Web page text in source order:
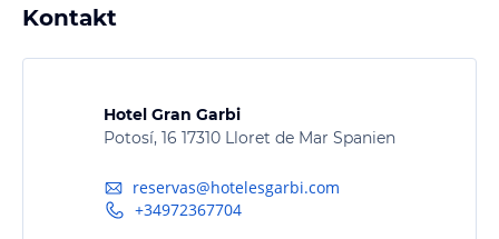
Kontakt
Hotel Gran Garbi
Potosí, 16 17310 Lloret de Mar Spanien
reservas@hotelesgarbi.com
+34972367704